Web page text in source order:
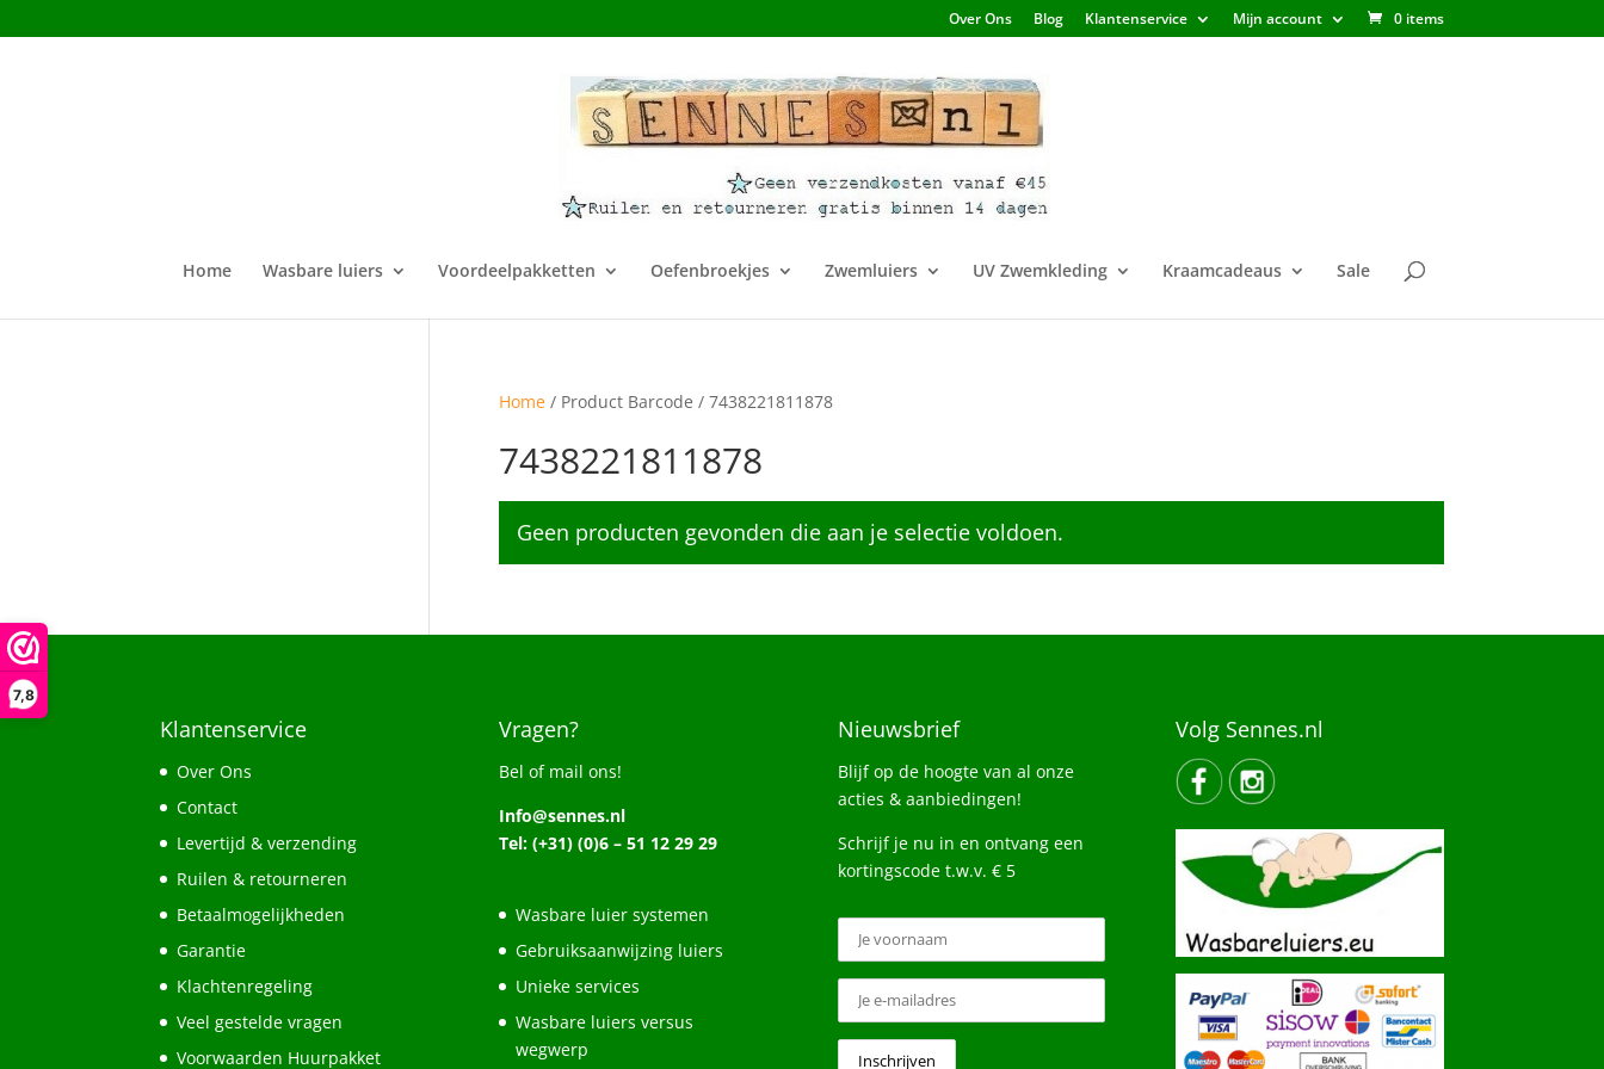
7,8
Over Ons Blog Klantenservice Mijn account 0 items
Home Wasbare luiers Voordeelpakketten Oefenbroekjes Zwemluiers UV Zwemkleding Kraamcadeaus Sale
Home/ Product Barcode / 7438221811878
7438221811878
Geen producten gevonden die aan je selectie voldoen.
Klantenservice
Over Ons
Contact
Levertijd & verzending
Ruilen & retourneren
Betaalmogelijkheden
Garantie
Klachtenregeling
Veel gestelde vragen
Voorwaarden Huurpakket
Vragen?
Bel of mail ons!
Info@sennes.nl
Tel: (+31) (0)6 – 51 12 29 29
Wasbare luier systemen
Gebruiksaanwijzing luiers
Unieke services
Wasbare luiers versus
wegwerp
Nieuwsbrief
Blijf op de hoogte van al onze
acties & aanbiedingen!
Schrijf je nu in en ontvang een
kortingscode t.w.v. € 5
Volg Sennes.nl